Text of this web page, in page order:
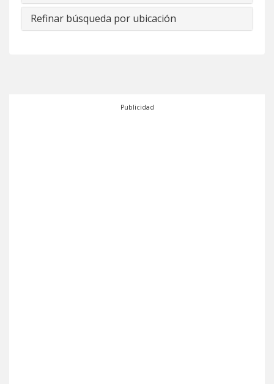
Refinar búsqueda por ubicación
Publicidad